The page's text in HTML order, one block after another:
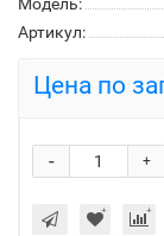
Артикул:
Цена по
+
-